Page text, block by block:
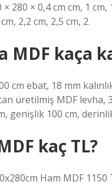
280 × 0,4 cm cm, 1 cm,
2,2 cm, 2,5 cm, 2.
MDF kaça
cm ebat, 18 mm
üretilmiş MDF levha,
genişlik 100 cm,
kaç TL?
Ham MDF 1150